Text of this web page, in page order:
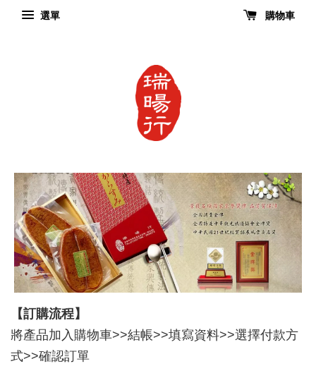
選單 購物車
【訂購流程】
將產品加入購物車>>結帳>>填寫資料>>選擇付款方
式>>確認訂單